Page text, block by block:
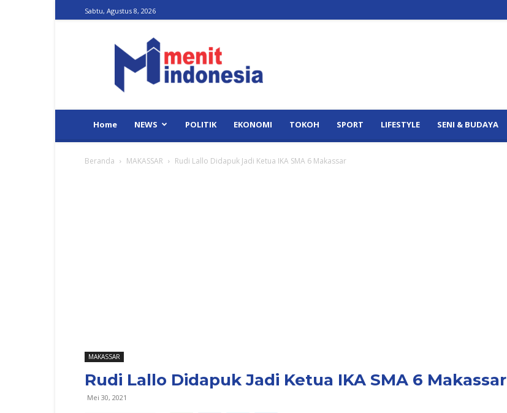
Sabtu, Agustus 8, 2026
Indonesia
Home NEWS POLITIK EKONOMI TOKOH SPORT LIFESTYLE SENI & BUDAYA
Beranda MAKASSAR Rudi Lallo Didapuk Jadi Ketua IKA SMA 6 Makassar
MAKASSAR
Rudi Lallo Didapuk Jadi Ketua IKA SMA 6 Makassar
Mei 30, 2021